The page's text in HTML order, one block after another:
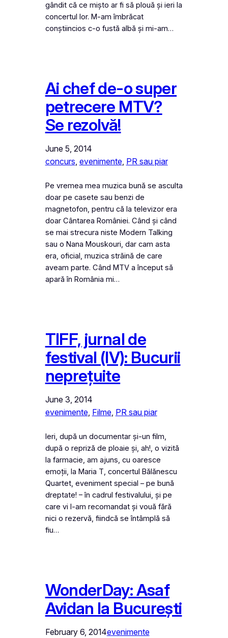
gândit că ce mișto ar fi să plouă și ieri la
concertul lor. M-am îmbrăcat
conștiincios c-o fustă albă și mi-am…
Ai chef de-o super
petrecere MTV?
Se rezolvă!
June 5, 2014
concurs, evenimente, PR sau piar
Pe vremea mea muzica bună se asculta
doar pe casete sau benzi de
magnetofon, pentru că la televizor era
doar Cântarea României. Când și când
se mai strecura niste Modern Talking
sau o Nana Mouskouri, dar cam asta
era, oficial, muzica străină de care
aveam parte. Când MTV a început să
apară în România mi…
TIFF, jurnal de
festival (IV): Bucurii
neprețuite
June 3, 2014
evenimente, Filme, PR sau piar
Ieri, după un documentar și-un film,
după o repriză de ploaie și, ah!, o vizită
la farmacie, am ajuns, cu oaresce
emoții, la Maria T, concertul Bălănescu
Quartet, eveniment special – pe bună
dreptate! – în cadrul festivalului, și pe
care vi l-am recomandat și vouă fără
nici o rezervă, fiindcă se întâmplă să
fiu…
WonderDay: Asaf
Avidan la București
February 6, 2014evenimente